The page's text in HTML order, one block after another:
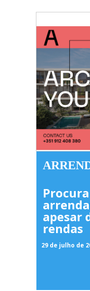
apesar
rendas
29 de julho de